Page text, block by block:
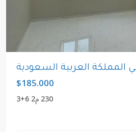
$185.000
230 م2 6+3